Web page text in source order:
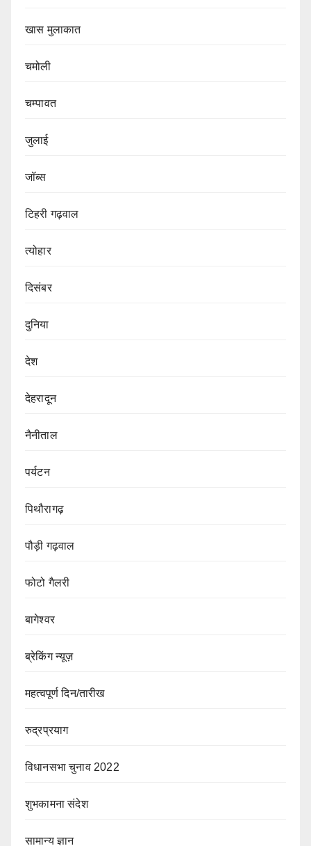
खास मुलाकात
चमोली
चम्पावत
जुलाई
जॉब्स
टिहरी गढ़वाल
त्योहार
दिसंबर
दुनिया
देश
देहरादून
नैनीताल
पर्यटन
पिथौरागढ़
पौड़ी गढ़वाल
फोटो गैलरी
बागेश्वर
ब्रेकिंग न्यूज़
महत्वपूर्ण दिन/तारीख
रुद्रप्रयाग
विधानसभा चुनाव 2022
शुभकामना संदेश
सामान्य ज्ञान